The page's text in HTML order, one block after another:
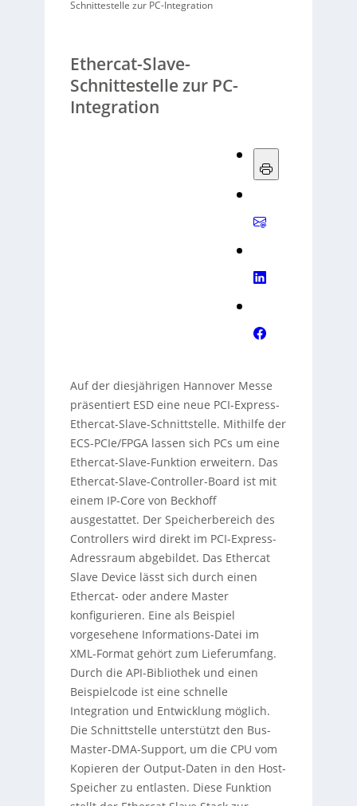
Schnittestelle zur PC-Integration
Ethercat-Slave-
Schnittestelle zur PC-
Integration
Auf der diesjährigen Hannover Messe
präsentiert ESD eine neue PCI-Express-
Ethercat-Slave-Schnittstelle. Mithilfe der
ECS-PCIe/FPGA lassen sich PCs um eine
Ethercat-Slave-Funktion erweitern. Das
Ethercat-Slave-Controller-Board ist mit
einem IP-Core von Beckhoff
ausgestattet. Der Speicherbereich des
Controllers wird direkt im PCI-Express-
Adressraum abgebildet. Das Ethercat
Slave Device lässt sich durch einen
Ethercat- oder andere Master
konfigurieren. Eine als Beispiel
vorgesehene Informations-Datei im
XML-Format gehört zum Lieferumfang.
Durch die API-Bibliothek und einen
Beispielcode ist eine schnelle
Integration und Entwicklung möglich.
Die Schnittstelle unterstützt den Bus-
Master-DMA-Support, um die CPU vom
Kopieren der Output-Daten in den Host-
Speicher zu entlasten. Diese Funktion